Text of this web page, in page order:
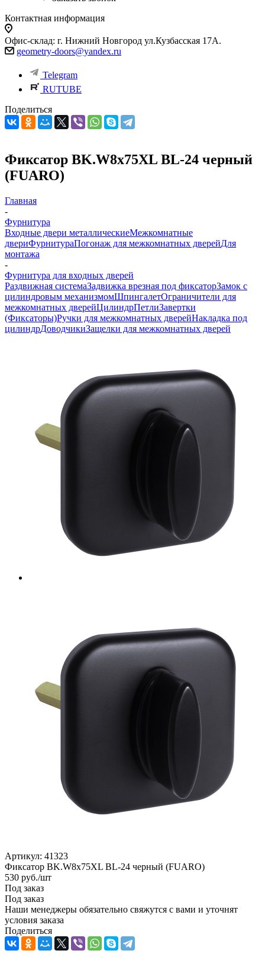
Контактная информация
Офис-склад: г. Нижний Новгород ул.Кузбасская 17А.
geometry-doors@yandex.ru
Telegram
RUTUBE
Поделиться
Фиксатор BK.W8x75XL BL-24 черный
(FUARO)
Главная
-
Фурнитура
Входные двери металлическиеМежкомнатные
двериФурнитураПогонаж для межкомнатных дверейДля
монтажа
-
Фурнитура для входных дверей
Раздвижная системаЗадвижка врезная под фиксаторЗамок с
цилиндровым механизмомШпингалетОграничители для
межкомнатных дверейЦилиндрПетлиЗавертки
(Фиксаторы)Ручки для межкомнатных дверейНакладка под
цилиндрДоводчикиЗащелки для межкомнатных дверей
Артикул: 41323
Фиксатор BK.W8x75XL BL-24 черный (FUARO)
530 руб./шт
Под заказ
Под заказ
Наши менеджеры обязательно свяжутся с вами и уточнят
условия заказа
Поделиться